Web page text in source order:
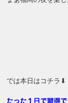
では本日はコチラ⬇
たった１日で習得